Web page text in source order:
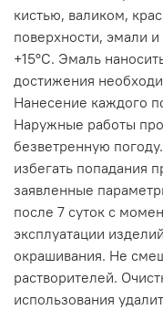
кистью, валиком,
поверхности, эмали
+15°С. Эмаль
достижения
Нанесение каждого
Наружные работы
безветренную
избегать попадания
заявленные
после 7 суток с
эксплуатации
окрашивания. Не
растворителей.
использования